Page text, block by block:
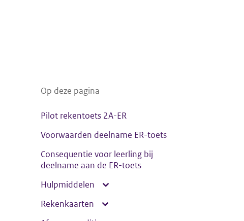
Op deze pagina
Pilot rekentoets 2A-ER
Voorwaarden deelname ER-toets
Consequentie voor leerling bij
deelname aan de ER-toets
Hulpmiddelen
Rekenkaarten